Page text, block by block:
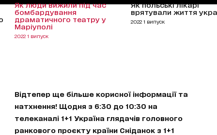
Як люди вижили під час
бомбардування
драматичного театру у
Маріуполі
2022 1 випуск
Як польські лікарі
врятували життя
2022 1 випуск
Відтепер ще більше корисної інформації та
натхнення! Щодня з 6:30 до 10:30 на
телеканалі 1+1 Україна глядачів головного
ранкового проєкту країни Сніданок з 1+1